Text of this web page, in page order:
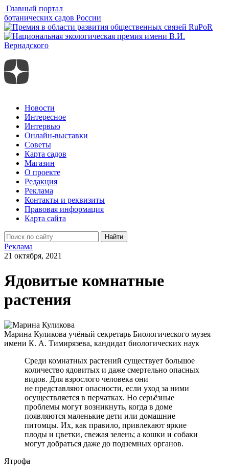
Главный портал
ботанических садов России
Новости
Интересное
Интервью
Онлайн-выставки
Советы
Карта садов
Магазин
О проекте
Редакция
Реклама
Контакты и реквизиты
Правовая информация
Карта сайта
Найти
Реклама
21 октября, 2021
Ядовитые комнатные
растения
Марина Куликова учёный секретарь Биологического музея
имени К. А. Тимирязева, кандидат биологических наук
Среди комнатных растений существует большое
количество ядовитых и даже смертельно опасных
видов. Для взрослого человека они
не представляют опасности, если уход за ними
осуществляется в перчатках. Но серьёзные
проблемы могут возникнуть, когда в доме
появляются маленькие дети или домашние
питомцы. Их, как правило, привлекают яркие
плоды и цветки, свежая зелень; а кошки и собаки
могут добраться даже до подземных органов.
Ятрофа